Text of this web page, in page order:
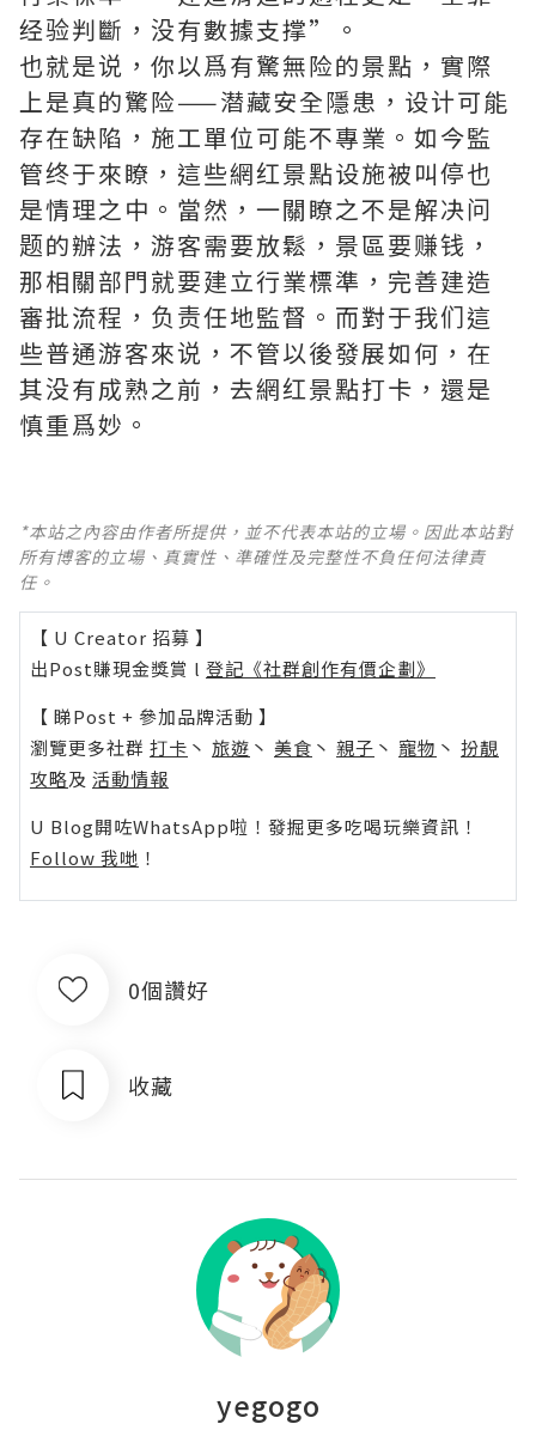
经验判斷，没有數據支撑”。
也就是说，你以爲有驚無险的景點，實際
上是真的驚险——潜藏安全隱患，设计可能
存在缺陷，施工單位可能不專業。如今監
管终于來瞭，這些網红景點设施被叫停也
是情理之中。當然，一關瞭之不是解决问
题的辦法，游客需要放鬆，景區要赚钱，
那相關部門就要建立行業標準，完善建造
審批流程，负责任地監督。而對于我们這
些普通游客來说，不管以後發展如何，在
其没有成熟之前，去網红景點打卡，還是
慎重爲妙。
*本站之內容由作者所提供，並不代表本站的立場。因此本站對
所有博客的立場、真實性、準確性及完整性不負任何法律責
任。
【 U Creator 招募 】
出Post賺現金獎賞 l 登記《社群創作有價企劃》
【 睇Post + 參加品牌活動 】
瀏覽更多社群 打卡 丶 旅遊 丶 美食 丶 親子 丶 寵物 丶 扮靚
攻略及 活動情報
U Blog開咗WhatsApp啦！發掘更多吃喝玩樂資訊！
Follow 我哋 ！
0個讚好
收藏
yegogo